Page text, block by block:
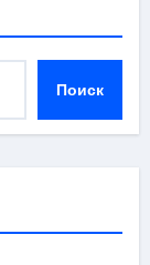
Поиск